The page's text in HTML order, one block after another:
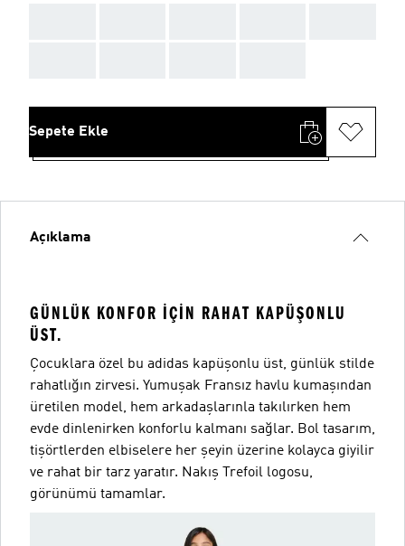
Sepete Ekle
Açıklama
GÜNLÜK KONFOR IÇIN RAHAT KAPÜŞONLU
ÜST.
Çocuklara özel bu adidas kapüşonlu üst, günlük stilde
rahatlığın zirvesi. Yumuşak Fransız havlu kumaşından
üretilen model, hem arkadaşlarınla takılırken hem
evde dinlenirken konforlu kalmanı sağlar. Bol tasarım,
tişörtlerden elbiselere her şeyin üzerine kolayca giyilir
ve rahat bir tarz yaratır. Nakış Trefoil logosu,
görünümü tamamlar.